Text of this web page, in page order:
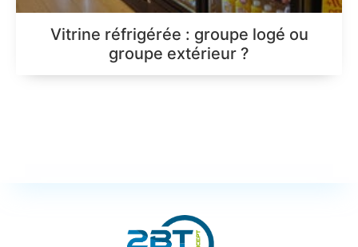
Vitrine réfrigérée : groupe logé ou
groupe extérieur ?